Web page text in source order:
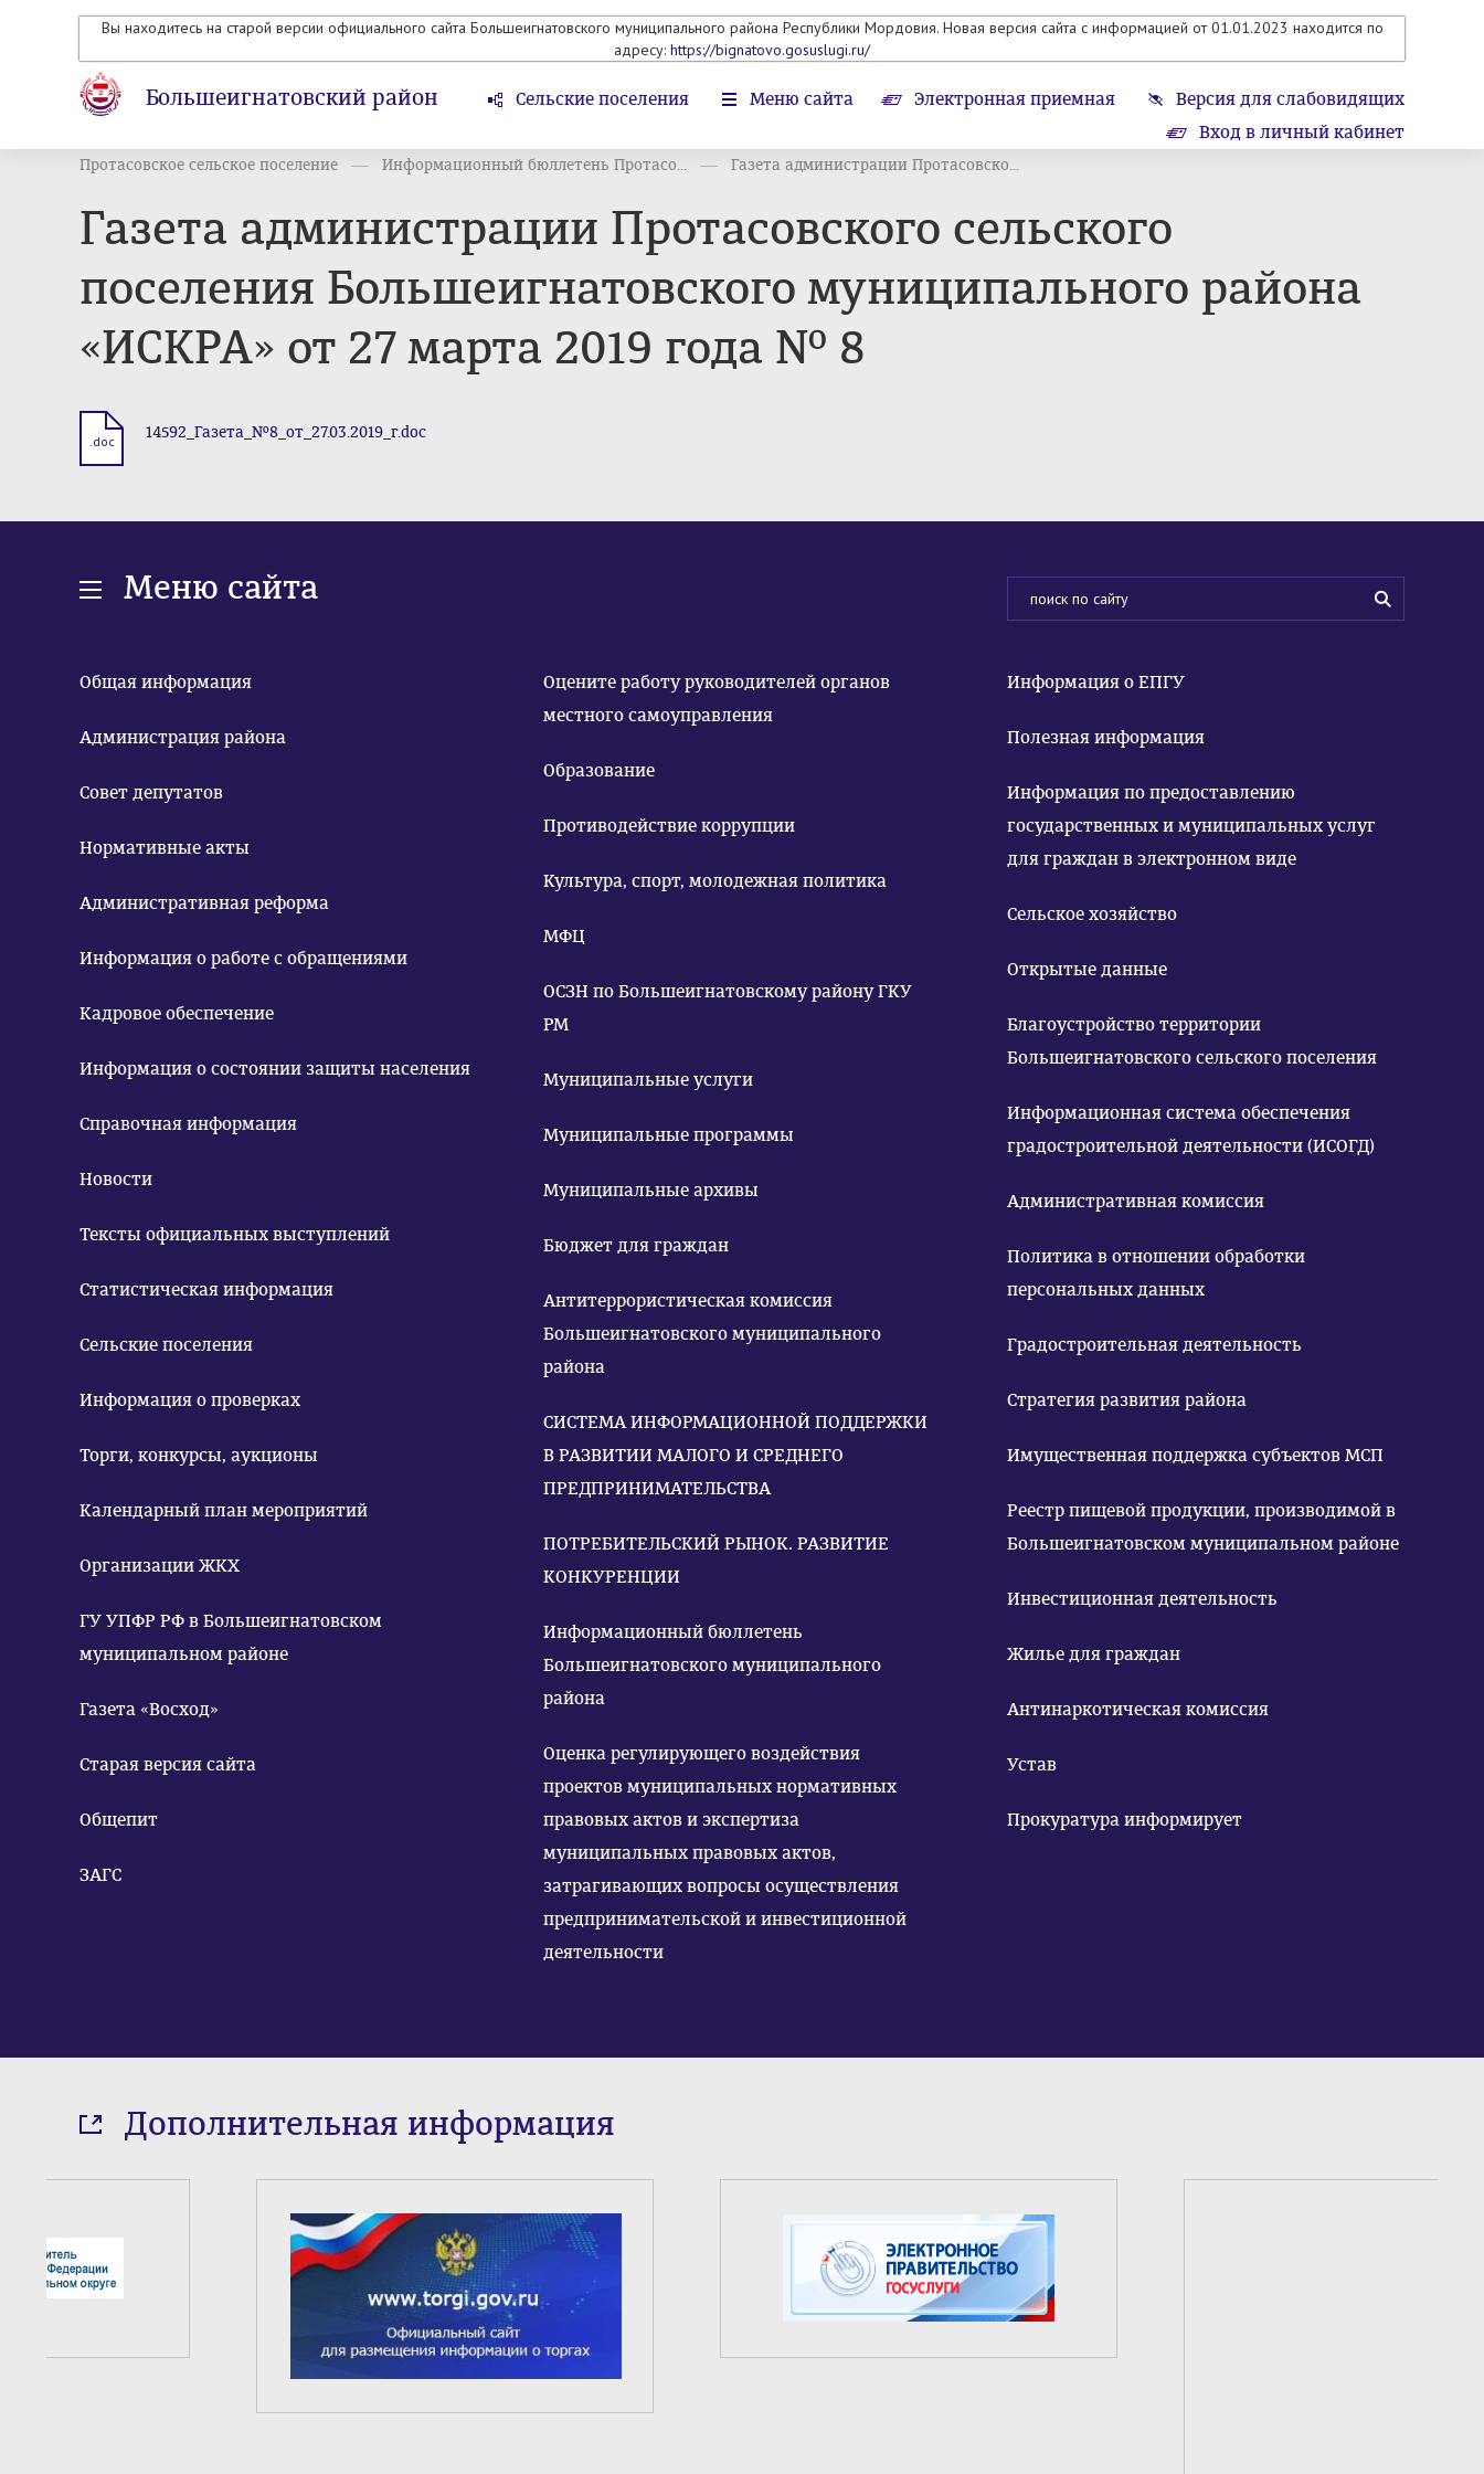
Вы находитесь на старой версии официального сайта Большеигнатовского муниципального района Республики Мордовия. Новая версия сайта с информацией от 01.01.2023 находится по
адресу: https://bignatovo.gosuslugi.ru/
Большеигнатовский район Сельские поселения Меню сайта Электронная приемная
Версия для слабовидящих
Вход в личный кабинет
Протасовское сельское поселение Информационный бюллетень Протасо... Газета администрации Протасовско...
Газета администрации Протасовского сельского
поселения Большеигнатовского муниципального района
«ИСКРА» от 27 марта 2019 года № 8
.doc 14592_Газета_№8_от_27.03.2019_г.doc
Меню сайта
Общая информация
Администрация района
Совет депутатов
Нормативные акты
Административная реформа
Информация о работе с обращениями
Кадровое обеспечение
Информация о состоянии защиты населения
Справочная информация
Новости
Тексты официальных выступлений
Статистическая информация
Сельские поселения
Информация о проверках
Торги, конкурсы, аукционы
Календарный план мероприятий
Организации ЖКХ
ГУ УПФР РФ в Большеигнатовском
муниципальном районе
Газета «Восход»
Старая версия сайта
Общепит
ЗАГС
Оцените работу руководителей органов
местного самоуправления
Образование
Противодействие коррупции
Культура, спорт, молодежная политика
МФЦ
ОСЗН по Большеигнатовскому району ГКУ
РМ
Муниципальные услуги
Муниципальные программы
Муниципальные архивы
Бюджет для граждан
Антитеррористическая комиссия
Большеигнатовского муниципального
района
СИСТЕМА ИНФОРМАЦИОННОЙ ПОДДЕРЖКИ
В РАЗВИТИИ МАЛОГО И СРЕДНЕГО
ПРЕДПРИНИМАТЕЛЬСТВА
ПОТРЕБИТЕЛЬСКИЙ РЫНОК. РАЗВИТИЕ
КОНКУРЕНЦИИ
Информационный бюллетень
Большеигнатовского муниципального
района
Оценка регулирующего воздействия
проектов муниципальных нормативных
правовых актов и экспертиза
муниципальных правовых актов,
затрагивающих вопросы осуществления
предпринимательской и инвестиционной
деятельности
Информация о ЕПГУ
Полезная информация
Информация по предоставлению
государственных и муниципальных услуг
для граждан в электронном виде
Сельское хозяйство
Открытые данные
Благоустройство территории
Большеигнатовского сельского поселения
Информационная система обеспечения
градостроительной деятельности (ИСОГД)
Административная комиссия
Политика в отношении обработки
персональных данных
Градостроительная деятельность
Стратегия развития района
Имущественная поддержка субъектов МСП
Реестр пищевой продукции, производимой в
Большеигнатовском муниципальном районе
Инвестиционная деятельность
Жилье для граждан
Антинаркотическая комиссия
Устав
Прокуратура информирует
Дополнительная информация